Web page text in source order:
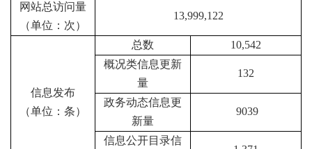
网站总访问量
（单位：次）
13,999,122
信息发布
（单位：条）
总数
10,542
概况类信息更新
量
132
政务动态信息更
新量
9039
信息公开目录信